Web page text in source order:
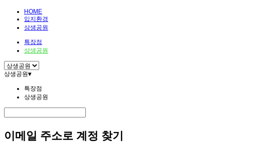
HOME
입지환경
상생공원
특장점
상생공원
상생공원▾
특장점
상생공원
이메일 주소로 계정 찾기